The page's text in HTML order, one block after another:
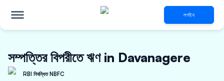
লগইন
সম্পত্তির বিপরীতে ঋণ in Davanagere
RBI নিবন্ধিত NBFC